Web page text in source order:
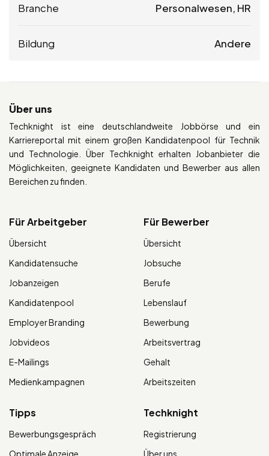
Branche Personalwesen, HR
Bildung Andere
Über uns
Techknight ist eine deutschlandweite Jobbörse und ein
Karriereportal mit einem großen Kandidatenpool für Technik
und Technologie. Über Techknight erhalten Jobanbieter die
Möglichkeiten, geeignete Kandidaten und Bewerber aus allen
Bereichen zu finden.
Für Arbeitgeber
Übersicht
Kandidatensuche
Jobanzeigen
Kandidatenpool
Employer Branding
Jobvideos
E-Mailings
Medienkampagnen
Für Bewerber
Übersicht
Jobsuche
Berufe
Lebenslauf
Bewerbung
Arbeitsvertrag
Gehalt
Arbeitszeiten
Tipps
Bewerbungsgespräch
Optimale Anzeige
Techknight
Registrierung
Über uns